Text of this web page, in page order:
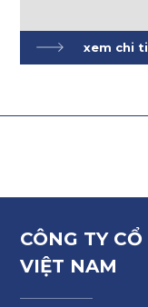
xem chi
CÔNG TY
VIỆT NAM